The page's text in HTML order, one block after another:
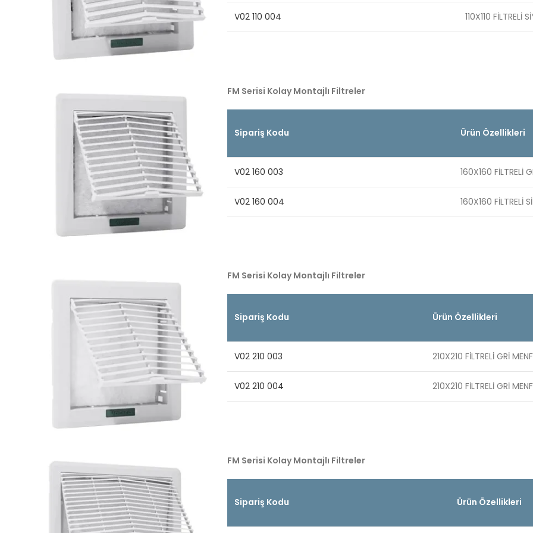
V02 110 004 110X110 FİLTRELİ
FM Serisi Kolay Montajlı Filtreler
Sipariş Kodu Ürün Özellikleri
V02 160 003 160X160 FİLTRELİ
V02 160 004 160X160 FİLTRELİ
FM Serisi Kolay Montajlı Filtreler
Sipariş Kodu Ürün Özellikleri
V02 210 003 210X210 FİLTRELİ GRİ
V02 210 004 210X210 FİLTRELİ GRİ
FM Serisi Kolay Montajlı Filtreler
Sipariş Kodu Ürün Özellikleri